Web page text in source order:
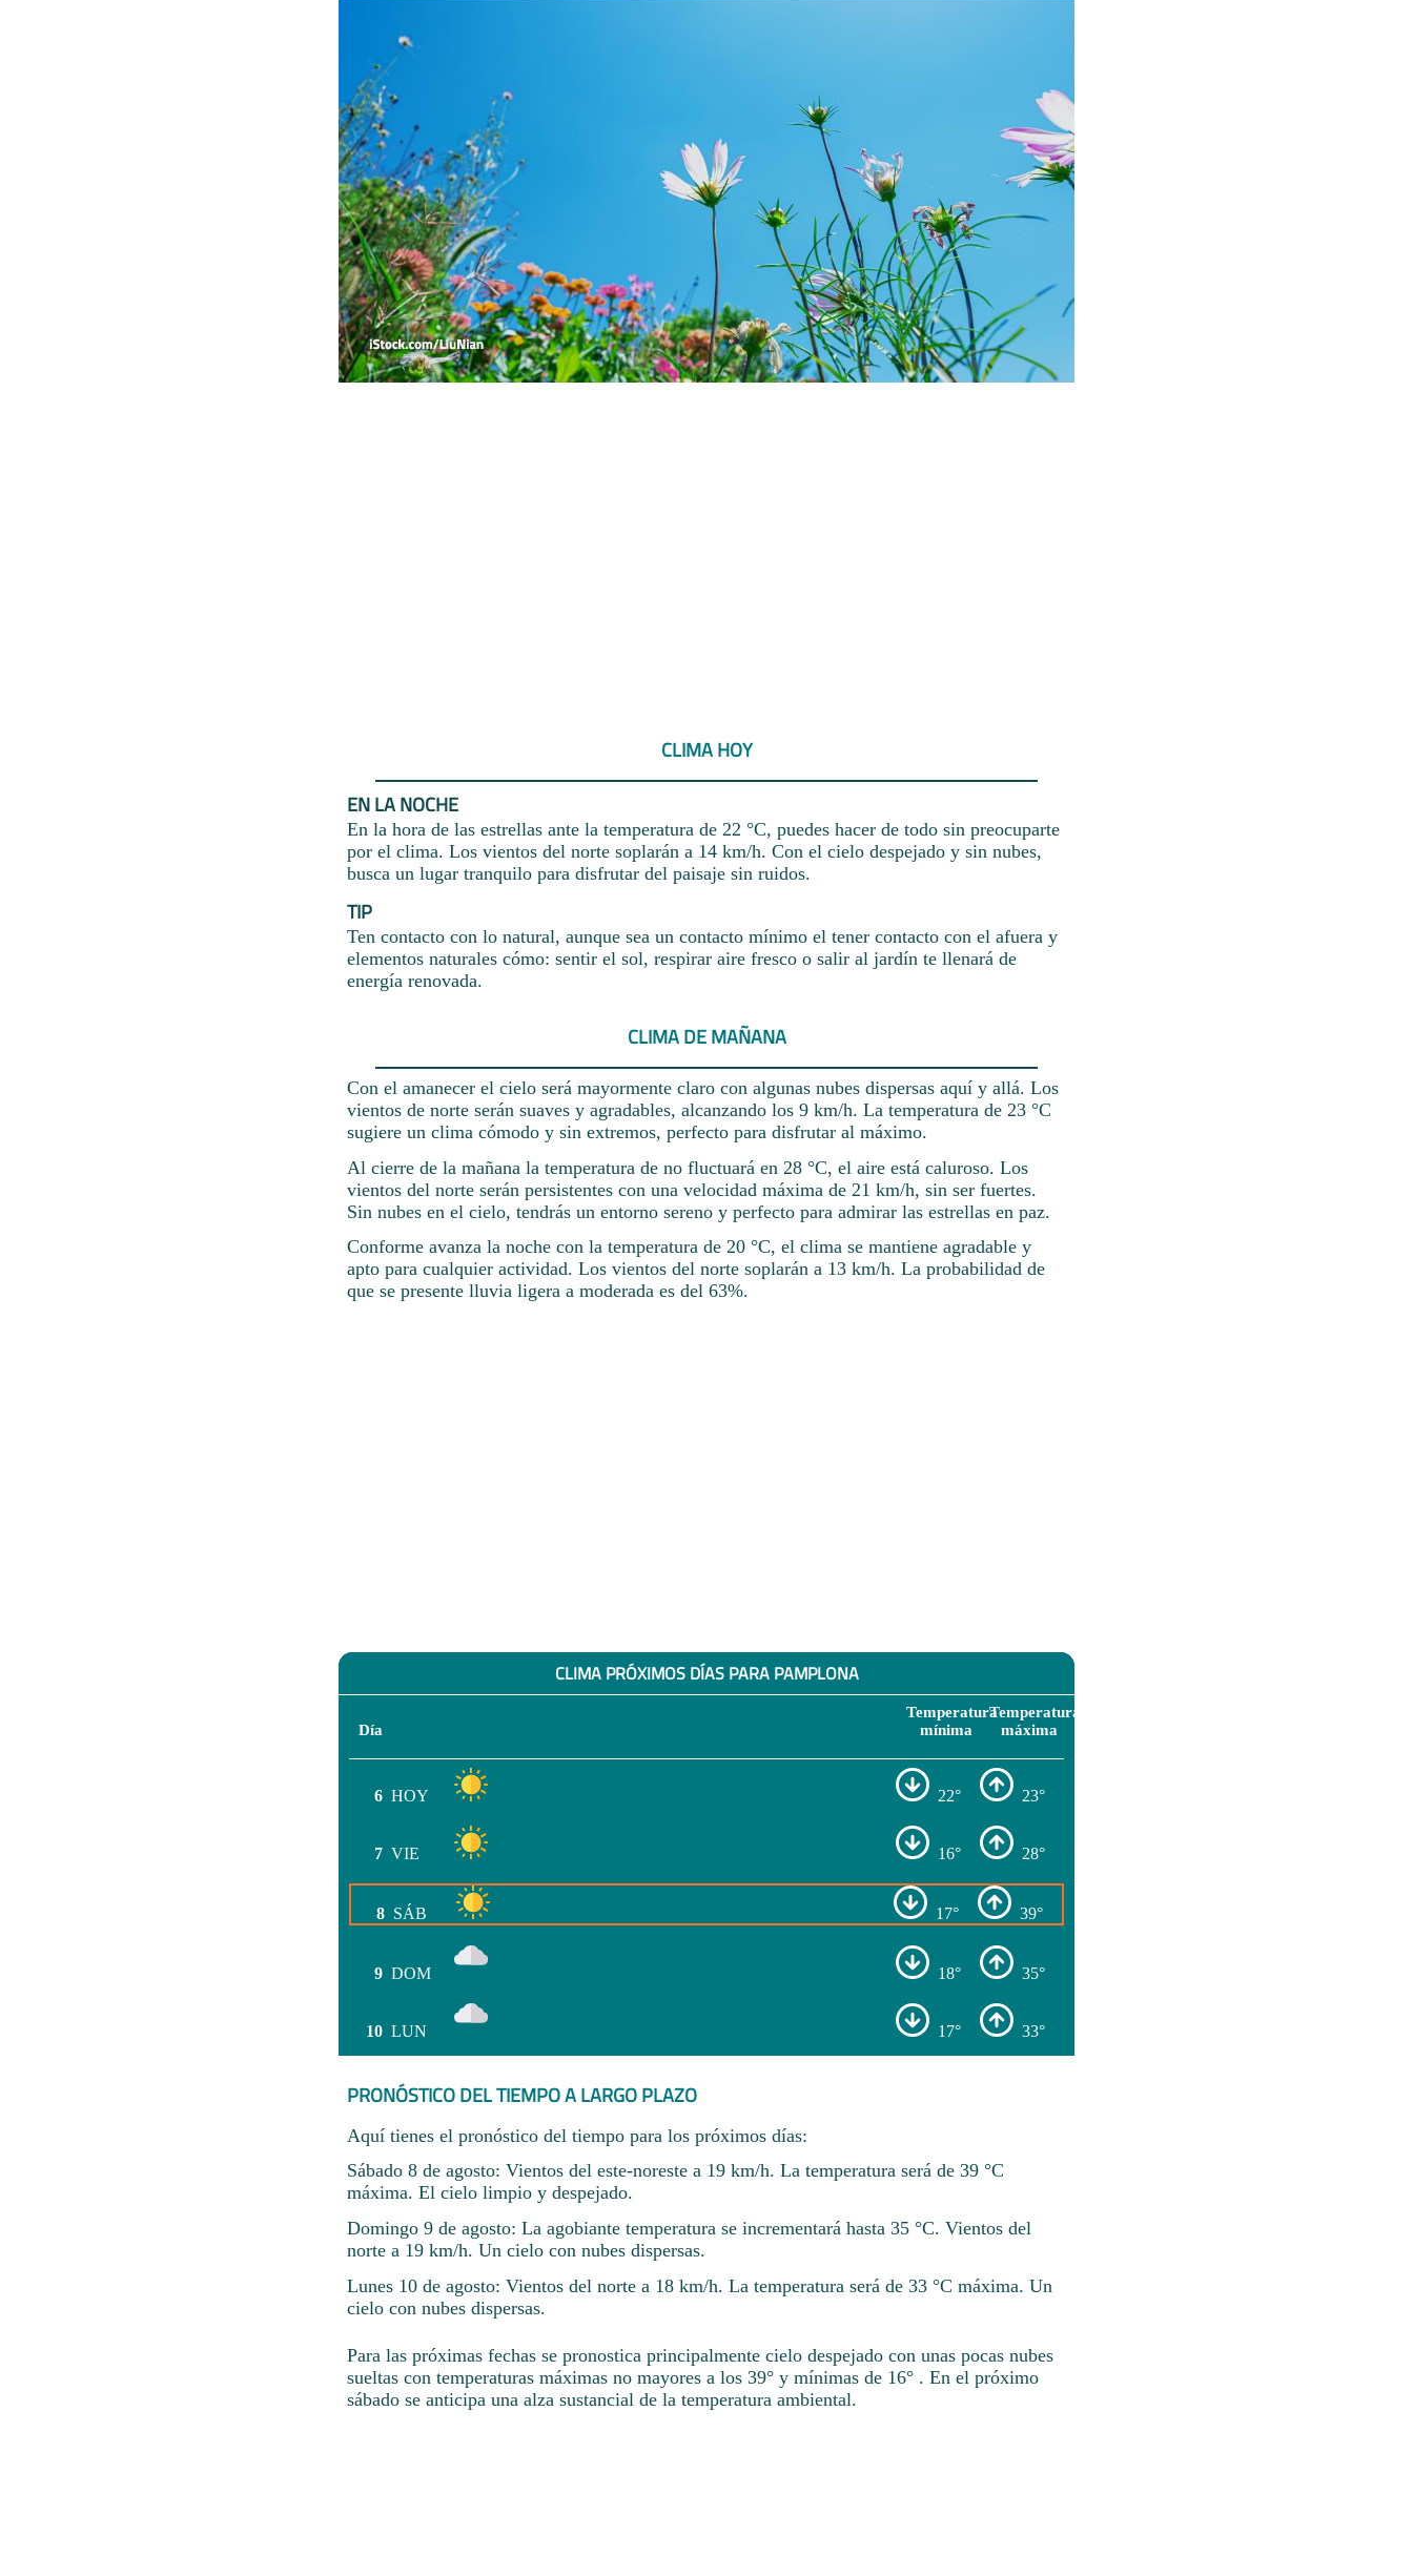
CLIMA HOY
EN LA NOCHE
En la hora de las estrellas ante la temperatura de 22 °C, puedes hacer de todo sin preocuparte
por el clima. Los vientos del norte soplarán a 14 km/h. Con el cielo despejado y sin nubes,
busca un lugar tranquilo para disfrutar del paisaje sin ruidos.
TIP
Ten contacto con lo natural, aunque sea un contacto mínimo el tener contacto con el afuera y
elementos naturales cómo: sentir el sol, respirar aire fresco o salir al jardín te llenará de
energía renovada.
CLIMA DE MAÑANA
Con el amanecer el cielo será mayormente claro con algunas nubes dispersas aquí y allá. Los
vientos de norte serán suaves y agradables, alcanzando los 9 km/h. La temperatura de 23 °C
sugiere un clima cómodo y sin extremos, perfecto para disfrutar al máximo.
Al cierre de la mañana la temperatura de no fluctuará en 28 °C, el aire está caluroso. Los
vientos del norte serán persistentes con una velocidad máxima de 21 km/h, sin ser fuertes.
Sin nubes en el cielo, tendrás un entorno sereno y perfecto para admirar las estrellas en paz.
Conforme avanza la noche con la temperatura de 20 °C, el clima se mantiene agradable y
apto para cualquier actividad. Los vientos del norte soplarán a 13 km/h. La probabilidad de
que se presente lluvia ligera a moderada es del 63%.
CLIMA PRÓXIMOS DÍAS PARA PAMPLONA
Día
Temperatura
mínima
Temperatura
máxima
6 HOY 22° 23°
7 VIE 16° 28°
8 SÁB 17° 39°
9 DOM 18° 35°
10 LUN 17° 33°
PRONÓSTICO DEL TIEMPO A LARGO PLAZO
Aquí tienes el pronóstico del tiempo para los próximos días:
Sábado 8 de agosto: Vientos del este-noreste a 19 km/h. La temperatura será de 39 °C
máxima. El cielo limpio y despejado.
Domingo 9 de agosto: La agobiante temperatura se incrementará hasta 35 °C. Vientos del
norte a 19 km/h. Un cielo con nubes dispersas.
Lunes 10 de agosto: Vientos del norte a 18 km/h. La temperatura será de 33 °C máxima. Un
cielo con nubes dispersas.
Para las próximas fechas se pronostica principalmente cielo despejado con unas pocas nubes
sueltas con temperaturas máximas no mayores a los 39° y mínimas de 16° . En el próximo
sábado se anticipa una alza sustancial de la temperatura ambiental.